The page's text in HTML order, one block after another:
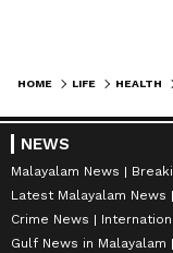
HOME LIFE HEALTH
NEWS
Malayalam News
Latest Malayalam News
Crime News
Gulf News in Malayalam